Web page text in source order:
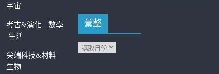
宇宙
考古&演化
數學
生活
尖端科技&材料
生物
彙整